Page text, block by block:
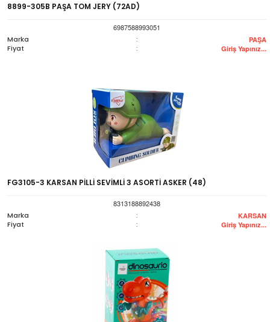
8899-305B PAŞA TOM JERY (72AD)
6987588993051
Marka
: PAŞA
Fiyat : Giriş Yapınız...
FG3105-3 KARSAN PİLLİ SEVİMLİ 3 ASORTİ ASKER (48)
8313188892438
Marka
: KARSAN
Fiyat : Giriş Yapınız...